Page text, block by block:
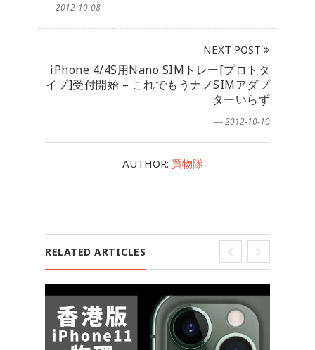
― 2012-10-08
NEXT POST
iPhone 4/4S用Nano SIMトレー[プロトタ
イプ]受付開始 – これでもうナノSIMアダプ
ターいらず
― 2012-10-10
AUTHOR: 買物隊
RELATED ARTICLES